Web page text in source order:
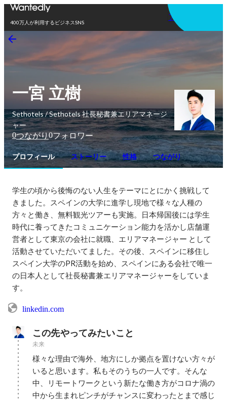
400万人が利用するビジネスSNS
アプリを使う
一宮 立樹
Sethotels / Sethotels 社長秘書兼エリアマネージ
ャー
0つながり 0フォロワー
プロフィール ストーリー 性格 つながり
学生の頃から後悔のない人生をテーマにとにかく挑戦して
きました。スペインの大学に進学し現地で様々な人種の
方々と働き、無料観光ツアーも実施。日本帰国後には学生
時代に養ってきたコミュニケーション能力を活かし店舗運
営者として東京の会社に就職、エリアマネージャー として
活動させていただいてました。その後、スペインに移住し
スペイン大学のPR活動を始め、スペインにある会社で唯一
の日本人として社長秘書兼エリアマネージャーをしていま
す。
linkedin.com
この先やってみたいこと
未来
様々な理由で海外、地方にしか拠点を置けない方々が
いると思います。私もそのうちの一人です。そんな
中、リモートワークという新たな働き方がコロナ渦の
中から生まれピンチがチャンスに変わったとまで感じ